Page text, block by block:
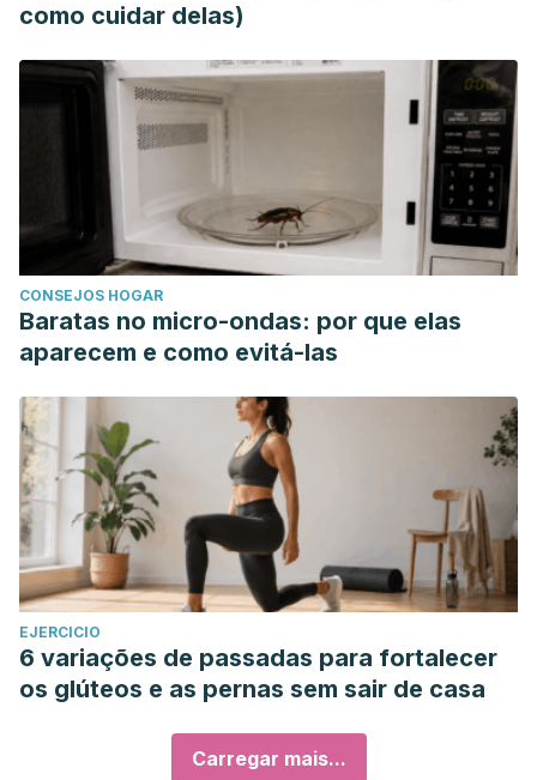
como cuidar delas)
CONSEJOS HOGAR
Baratas no micro-ondas: por que elas
aparecem e como evitá-las
EJERCICIO
6 variações de passadas para fortalecer
os glúteos e as pernas sem sair de casa
Carregar mais...